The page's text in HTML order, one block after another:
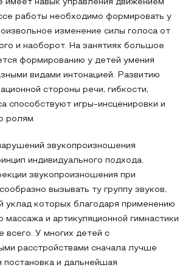
имеет навык управления движением
работы необходимо формировать у
изменение силы голоса от
и наоборот. На занятиях большое
формированию у детей умения
видами интонацией. Развитию
стороны речи, гибкости,
способствуют игры-инсценировки и
ролям.
звукопроизношения
индивидуального подхода.
звукопроизношения при
вызывать ту группу звуков,
уклад которых благодаря применению
массажа и артикуляционной гимнастики
всего. У многих детей с
расстройствами сначала лучше
постановка и дальнейшая